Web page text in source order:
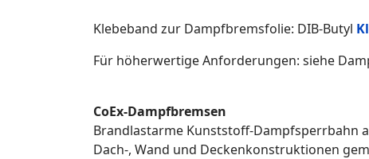
Klebeband zur Dampfbremsfolie: DIB-Butyl
Für höherwertige Anforderungen: siehe
CoEx-Dampfbremsen
Brandlastarme Kunststoff-Dampfsperrbahn
Dach-, Wand und Deckenkonstruktionen